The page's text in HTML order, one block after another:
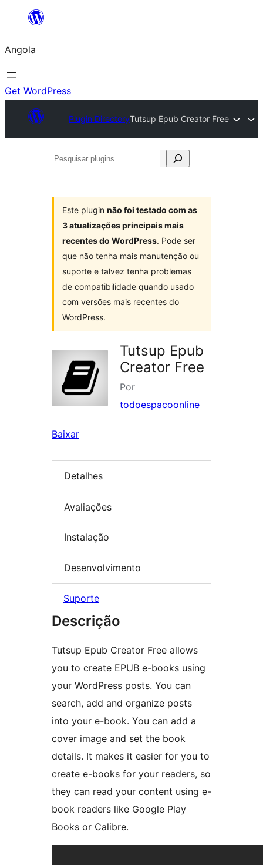
Saltar
o
conteúdo
Angola
Get WordPress
Plugin DirectoryTutsup Epub Creator Free
Pesquisar
Este plugin não foi testado com as
3 atualizações principais mais
recentes do WordPress. Pode ser
que não tenha mais manutenção ou
suporte e talvez tenha problemas
de compatibilidade quando usado
com versões mais recentes do
WordPress.
Tutsup Epub
Creator Free
Por
todoespacoonline
Baixar
Detalhes
Avaliações
Instalação
Desenvolvimento
Suporte
Descrição
Tutsup Epub Creator Free allows
you to create EPUB e-books using
your WordPress posts. You can
search, add and organize posts
into your e-book. You can add a
cover image and set the book
details. It makes it easier for you to
create e-books for your readers, so
they can read your content using e-
book readers like Google Play
Books or Calibre.